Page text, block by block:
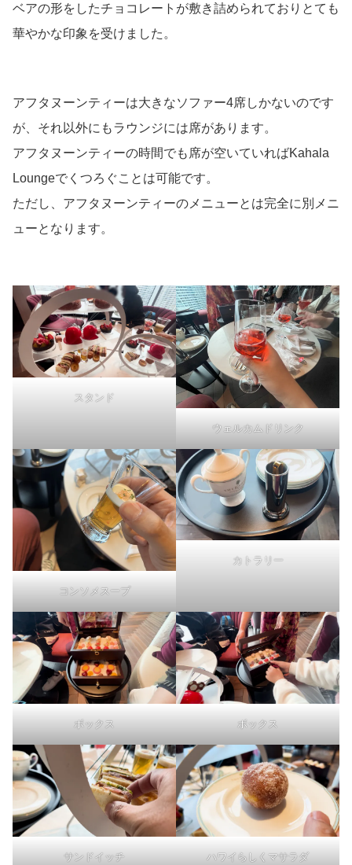
ベアの形をしたチョコレートが敷き詰められておりとても
華やかな印象を受けました。
アフタヌーンティーは大きなソファー4席しかないのです
が、それ以外にもラウンジには席があります。
アフタヌーンティーの時間でも席が空いていればKahala
Loungeでくつろぐことは可能です。
ただし、アフタヌーンティーのメニューとは完全に別メニ
ューとなります。
スタンド
ウェルカムドリンク
コンソメスープ
カトラリー
ボックス ボックス
サンドイッチ ハワイらしくマサラダ